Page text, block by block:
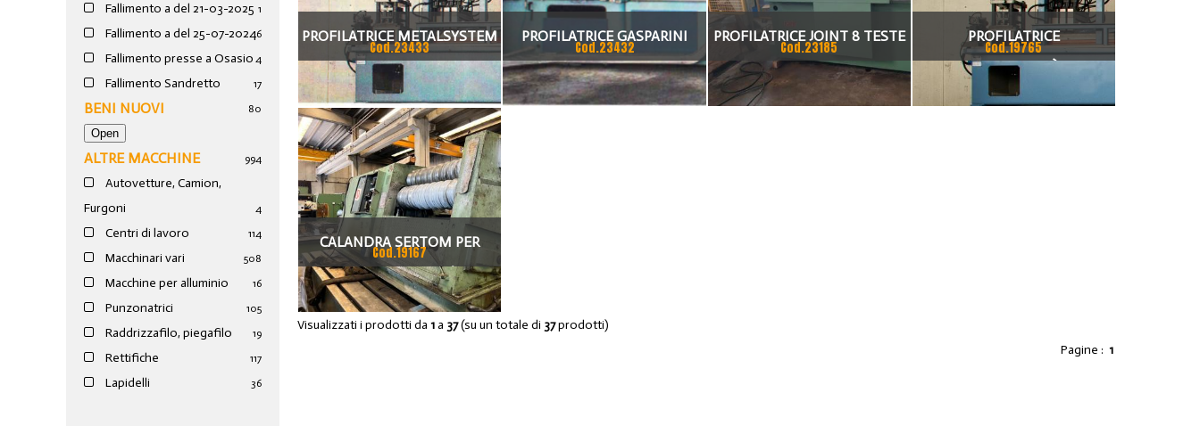
Fallimento a del 21-03-2025 1
Fallimento a del 25-07-20246
Fallimento presse a Osasio 4
Fallimento Sandretto 17
BENI NUOVI 80
ALTRE MACCHINE 994
Autovetture, Camion,
Furgoni
4
Centri di lavoro 114
Macchinari vari 508
Macchine per alluminio 16
Punzonatrici 105
Raddrizzafilo, piegafilo 19
Rettifiche 117
Lapidelli 36
PROFILATRICE METALSYSTEM
Cod.23433
PROFILATRICE GASPARINI
Cod.23432
PROFILATRICE JOINT 8 TESTE
Cod.23185
PROFILATRICE
“METALSYSTEM” È UNA
PROFILATRICE NUOVA
Cod.19765
CALANDRA SERTOM PER
ONDULATO 1000 X 4/6MM
Cod.19167
Visualizzati i prodotti da1a 37(su un totale di 37prodotti)
Pagine : 1